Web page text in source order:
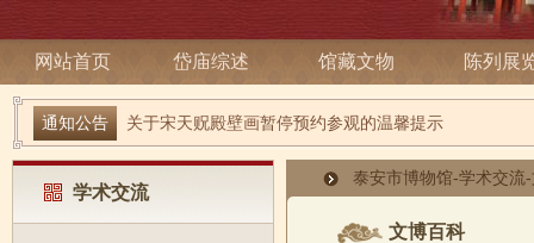
网站首页 岱庙综述 馆藏文物 陈列展
通知公告
端午寻古趣 雅俗话安康| 岱庙2026端午节系列活动
关于宋天贶殿壁画暂停预约参观的温馨提示
学术交流
泰安市博物馆-学术交流-
文博百科